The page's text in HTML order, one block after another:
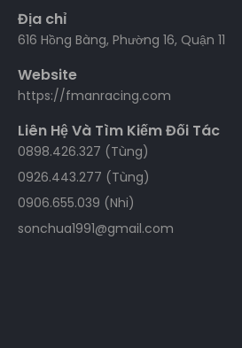
Địa chỉ
616 Hồng Bàng, Phường 16, Quận 11
Website
https://fmanracing.com
Liên Hệ Và Tìm Kiếm Đối Tác
0898.426.327 (Tùng)
0926.443.277 (Tùng)
0906.655.039 (Nhi)
sonchua1991@gmail.com